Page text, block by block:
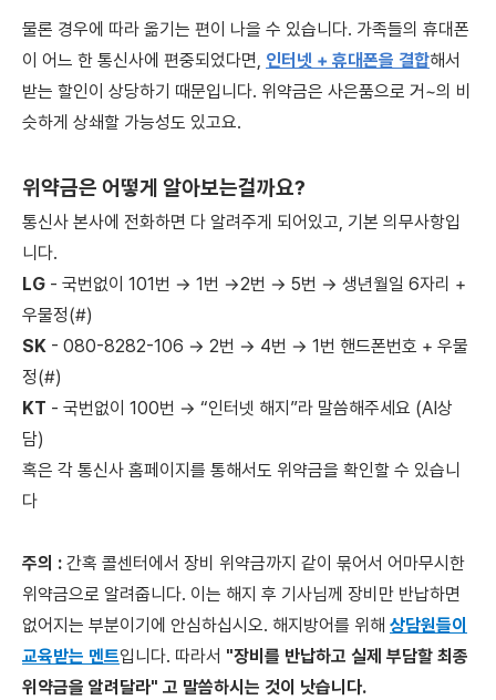
물론 경우에 따라 옮기는 편이 나을 수 있습니다. 가족들의 휴대폰
이 어느 한 통신사에 편중되었다면, 인터넷 + 휴대폰을 결합해서
받는 할인이 상당하기 때문입니다. 위약금은 사은품으로 거~의 비
슷하게 상쇄할 가능성도 있고요.
위약금은 어떻게 알아보는걸까요?
통신사 본사에 전화하면 다 알려주게 되어있고, 기본 의무사항입
니다.
LG - 국번없이 101번 → 1번 →2번 → 5번 → 생년월일 6자리 +
우물정(#)
SK - 080-8282-106 → 2번 → 4번 → 1번 핸드폰번호 + 우물
정(#)
​KT - 국번없이 100번 → “인터넷 해지”라 말씀해주세요 (AI상
담)
혹은 각 통신사 홈페이지를 통해서도 위약금을 확인할 수 있습니
다
주의 : 간혹 콜센터에서 장비 위약금까지 같이 묶어서 어마무시한
위약금으로 알려줍니다. 이는 해지 후 기사님께 장비만 반납하면
없어지는 부분이기에 안심하십시오. 해지방어를 위해 상담원들이
교육받는 멘트입니다. 따라서 "장비를 반납하고 실제 부담할 최종
위약금을 알려달라" 고 말씀하시는 것이 낫습니다.